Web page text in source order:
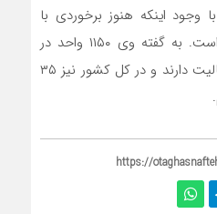
اینکه هنوز برخوردی با
این واحد‌ها صورت نگرفته است. به گفته وی ۱۱۵۰ واحد در
این صنف در تهران پروانه فعالیت دارند و در کل کشور نیز ۳۵
https://